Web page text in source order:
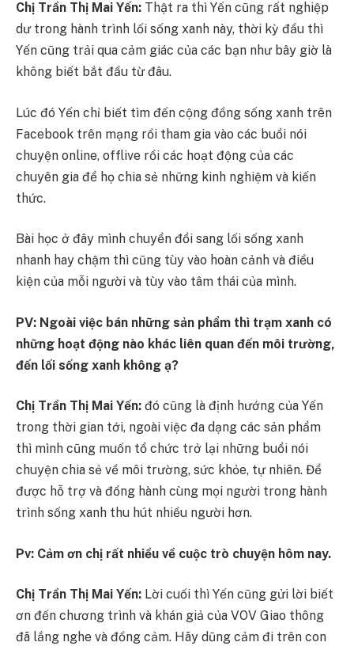
Chị Trần Thị Mai Yến: Thật ra thì Yến cũng rất nghiệp
dư trong hành trình lối sống xanh này, thời kỳ đầu thì
Yến cũng trải qua cảm giác của các bạn như bây giờ là
không biết bắt đầu từ đâu.
Lúc đó Yến chỉ biết tìm đến cộng đồng sống xanh trên
Facebook trên mạng rồi tham gia vào các buổi nói
chuyện online, offlive rồi các hoạt động của các
chuyên gia để họ chia sẻ những kinh nghiệm và kiến
thức.
Bài học ở đây mình chuyển đổi sang lối sống xanh
nhanh hay chậm thì cũng tùy vào hoàn cảnh và điều
kiện của mỗi người và tùy vào tâm thái của mình.
PV: Ngoài việc bán những sản phẩm thì trạm xanh có
những hoạt động nào khác liên quan đến môi trường,
đến lối sống xanh không ạ?
Chị Trần Thị Mai Yến: đó cũng là định hướng của Yến
trong thời gian tới, ngoài việc đa dạng các sản phẩm
thì mình cũng muốn tổ chức trở lại những buổi nói
chuyện chia sẻ về môi trường, sức khỏe, tự nhiên. Để
được hỗ trợ và đồng hành cùng mọi người trong hành
trình sống xanh thu hút nhiều người hơn.
Pv: Cảm ơn chị rất nhiều về cuộc trò chuyện hôm nay.
Chị Trần Thị Mai Yến: Lời cuối thì Yến cũng gửi lời biết
ơn đến chương trình và khán giả của VOV Giao thông
đã lắng nghe và đồng cảm. Hãy dũng cảm đi trên con